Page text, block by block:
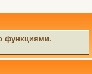
функциями.